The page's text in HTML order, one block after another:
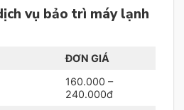
vụ bảo trì máy lạnh
ĐƠN GIÁ
160.000 –
240.000đ